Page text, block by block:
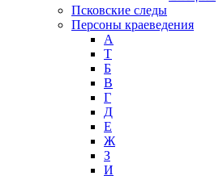
Псковские следы
Персоны краеведения
А
T
Б
В
Г
Д
Е
Ж
З
И